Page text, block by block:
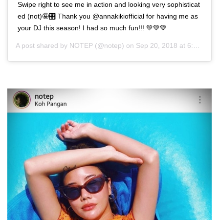
Swipe right to see me in action and looking very sophisticat
ed (not)🤪🎛 Thank you @annakikiofficial for having me as
your DJ this season! I had so much fun!!! 💚💚💚
A post shared by NOTEP (@notep) on Sep 20, 2018 at 6:38am PDT